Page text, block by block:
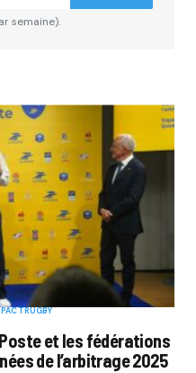
semaine).
RUGBY
et les fédérations
de l’arbitrage 2025